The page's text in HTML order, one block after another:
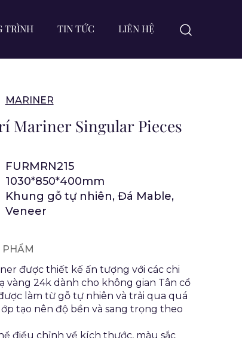
TRÌNH TIN TỨC LIÊN HỆ
MARINER
Mariner Singular Pieces
FURMRN215
1030*850*400mm
Khung gỗ tự nhiên, Đá Mable,
Veneer
PHẨM
được thiết kế ấn tượng với các chi
vàng 24k dành cho không gian Tân cổ
làm từ gỗ tự nhiên và trải qua quá
tạo nên độ bền và sang trọng theo
điều chỉnh về kích thước, màu sắc